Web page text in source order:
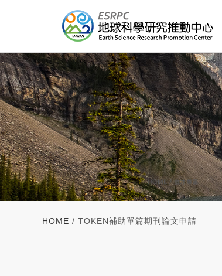
HOME / TOKEN補助單篇期刊論文申請